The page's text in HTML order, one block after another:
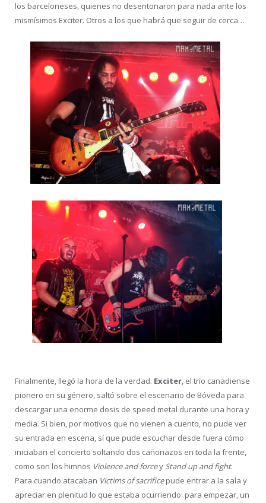
los barceloneses, quienes no desentonaron para nada ante los
mismísimos Exciter. Otros a los que habrá que seguir de cerca…
Finalmente, llegó la hora de la verdad. Exciter, el trío canadiense
pionero en su género, saltó sobre el escenario de Bóveda para
descargar una enorme dosis de speed metal durante una hora y
media. Si bien, por motivos que no vienen a cuento, no pude ver
su entrada en escena, sí que pude escuchar desde fuera cómo
iniciaban el concierto soltando dos cañonazos en toda la frente,
como son los himnos Violence and forcey Stand up and fight.
Para cuando atacaban Victims of sacrificepude entrar a la sala y
apreciar en plenitud lo que estaba ocurriendo: para empezar, un